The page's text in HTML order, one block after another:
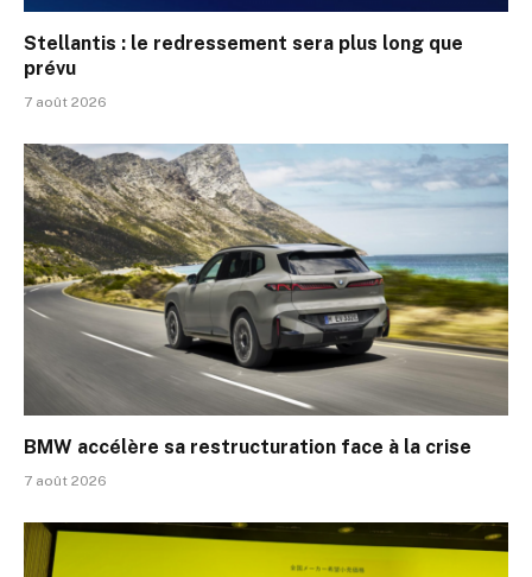
Stellantis : le redressement sera plus long que
prévu
7 août 2026
BMW accélère sa restructuration face à la crise
7 août 2026